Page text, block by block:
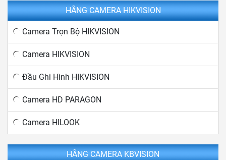
HÃNG CAMERA HIKVISION
Camera Trọn Bộ HIKVISION
Camera HIKVISION
Đầu Ghi Hình HIKVISION
Camera HD PARAGON
Camera HILOOK
HÃNG CAMERA KBVISION